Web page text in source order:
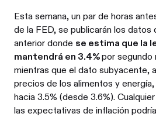
Esta semana, un par de horas
de la FED, se publicarán los datos
anterior donde se estima que la
mantendrá en 3.4%por
mientras que el dato subyacente,
precios de los alimentos y
hacia 3.5% (desde 3.6%).
las expectativas de inflación